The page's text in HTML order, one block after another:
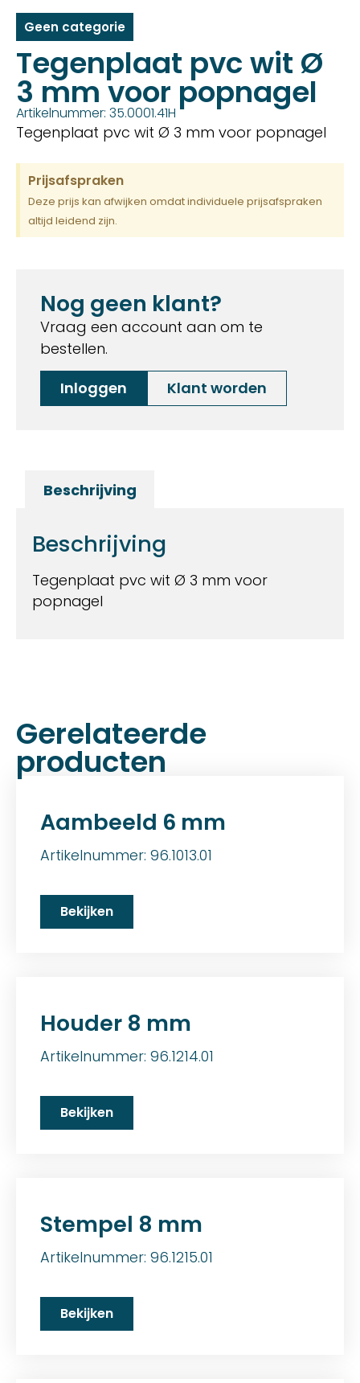
Geen categorie
Tegenplaat pvc wit Ø
3 mm voor popnagel
Artikelnummer: 35.0001.41H
Tegenplaat pvc wit Ø 3 mm voor popnagel
Prijsafspraken
Deze prijs kan afwijken omdat individuele prijsafspraken
altijd leidend zijn.
Nog geen klant?
Vraag een account aan om te
bestellen.
Inloggen
Klant worden
Beschrijving
Beschrijving
Tegenplaat pvc wit Ø 3 mm voor
popnagel
Gerelateerde
producten
Aambeeld 6 mm
Artikelnummer: 96.1013.01
Bekijken
Houder 8 mm
Artikelnummer: 96.1214.01
Bekijken
Stempel 8 mm
Artikelnummer: 96.1215.01
Bekijken